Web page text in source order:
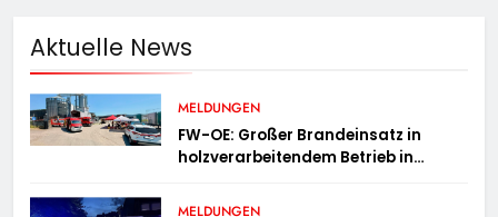
Aktuelle News
MELDUNGEN
FW-OE: Großer Brandeinsatz in
holzverarbeitendem Betrieb in
13 Stunden
MELDUNGEN